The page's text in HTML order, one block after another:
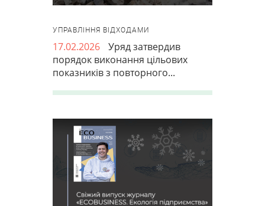
УПРАВЛІННЯ ВІДХОДАМИ
17.02.2026
Уряд затвердив
порядок виконання цільових
показників з повторного...